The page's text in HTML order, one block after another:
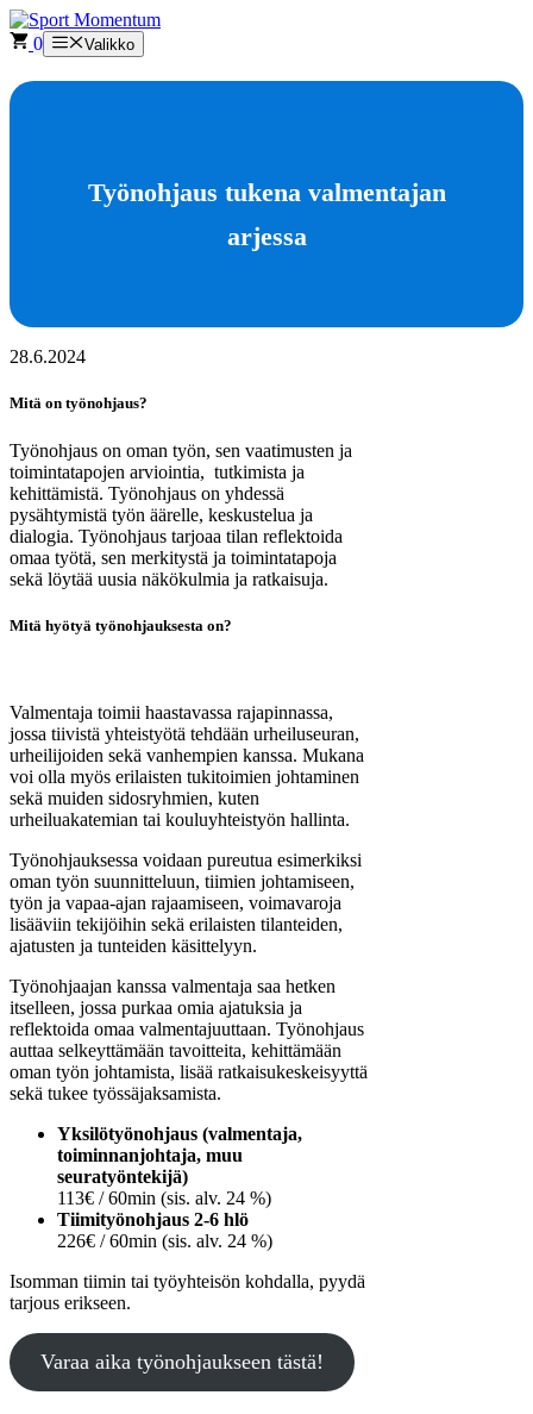
Siirry
sisältöön
0 Valikko
Työnohjaus tukena valmentajan
arjessa
28.6.2024
Mitä on työnohjaus?
Työnohjaus on oman työn, sen vaatimusten ja
toimintatapojen arviointia, tutkimista ja
kehittämistä. Työnohjaus on yhdessä
pysähtymistä työn äärelle, keskustelua ja
dialogia. Työnohjaus tarjoaa tilan reflektoida
omaa työtä, sen merkitystä ja toimintatapoja
sekä löytää uusia näkökulmia ja ratkaisuja.
Mitä hyötyä työnohjauksesta on?
Valmentaja toimii haastavassa rajapinnassa,
jossa tiivistä yhteistyötä tehdään urheiluseuran,
urheilijoiden sekä vanhempien kanssa. Mukana
voi olla myös erilaisten tukitoimien johtaminen
sekä muiden sidosryhmien, kuten
urheiluakatemian tai kouluyhteistyön hallinta.
Työnohjauksessa voidaan pureutua esimerkiksi
oman työn suunnitteluun, tiimien johtamiseen,
työn ja vapaa-ajan rajaamiseen, voimavaroja
lisääviin tekijöihin sekä erilaisten tilanteiden,
ajatusten ja tunteiden käsittelyyn.
Työnohjaajan kanssa valmentaja saa hetken
itselleen, jossa purkaa omia ajatuksia ja
reflektoida omaa valmentajuuttaan. Työnohjaus
auttaa selkeyttämään tavoitteita, kehittämään
oman työn johtamista, lisää ratkaisukeskeisyyttä
sekä tukee työssäjaksamista.
Yksilötyönohjaus (valmentaja,
toiminnanjohtaja, muu
seuratyöntekijä)
113€ / 60min (sis. alv. 24 %)
Tiimityönohjaus 2-6 hlö
226€ / 60min (sis. alv. 24 %)
Isomman tiimin tai työyhteisön kohdalla, pyydä
tarjous erikseen.
Varaa aika työnohjaukseen tästä!